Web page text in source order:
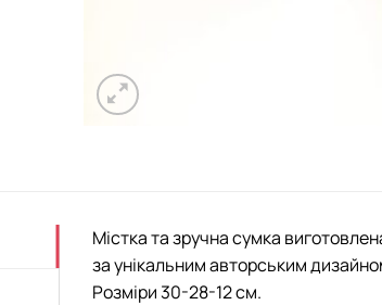
Містка та зручна сумка
за унікальним авторським
Розміри 30-28-12 см.